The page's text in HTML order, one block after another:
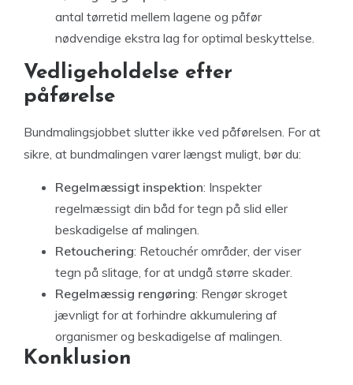
antal tørretid mellem lagene og påfør
nødvendige ekstra lag for optimal beskyttelse.
Vedligeholdelse efter
påførelse
Bundmalingsjobbet slutter ikke ved påførelsen. For at
sikre, at bundmalingen varer længst muligt, bør du:
Regelmæssigt inspektion: Inspekter
regelmæssigt din båd for tegn på slid eller
beskadigelse af malingen.
Retouchering: Retouchér områder, der viser
tegn på slitage, for at undgå større skader.
Regelmæssig rengøring: Rengør skroget
jævnligt for at forhindre akkumulering af
organismer og beskadigelse af malingen.
Konklusion